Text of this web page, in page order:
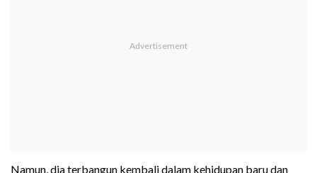
Namun, dia terbangun kembali dalam kehidupan baru dan